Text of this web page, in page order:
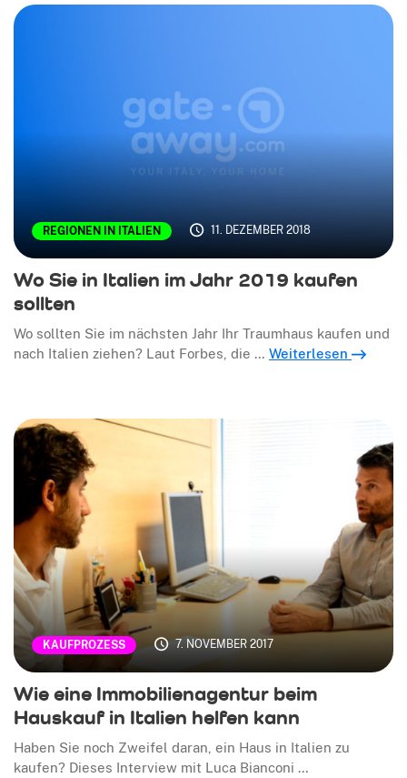
REGIONEN IN ITALIEN 11. DEZEMBER 2018
Wo Sie in Italien im Jahr 2019 kaufen
sollten
Wo sollten Sie im nächsten Jahr Ihr Traumhaus kaufen und
nach Italien ziehen? Laut Forbes, die … Weiterlesen
KAUFPROZESS 7. NOVEMBER 2017
Wie eine Immobilienagentur beim
Hauskauf in Italien helfen kann
Haben Sie noch Zweifel daran, ein Haus in Italien zu
kaufen? Dieses Interview mit Luca Bianconi …